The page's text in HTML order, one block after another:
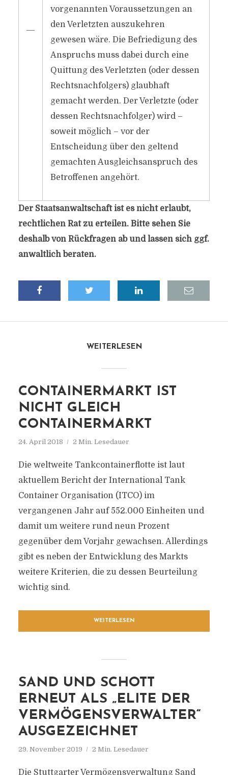
―
vorgenannten Voraussetzungen an
den Verletzten auszukehren
gewesen wäre. Die Befriedigung des
Anspruchs muss dabei durch eine
Quittung des Verletzten (oder dessen
Rechtsnachfolgers) glaubhaft
gemacht werden. Der Verletzte (oder
dessen Rechtsnachfolger) wird –
soweit möglich – vor der
Entscheidung über den geltend
gemachten Ausgleichsanspruch des
Betroffenen angehört.
Der Staatsanwaltschaft ist es nicht erlaubt,
rechtlichen Rat zu erteilen. Bitte sehen Sie
deshalb von Rückfragen ab und lassen sich ggf.
anwaltlich beraten.
WEITERLESEN
CONTAINERMARKT IST
NICHT GLEICH
CONTAINERMARKT
24. April 2018 2 Min. Lesedauer
Die weltweite Tankcontainerflotte ist laut
aktuellem Bericht der International Tank
Container Organisation (ITCO) im
vergangenen Jahr auf 552.000 Einheiten und
damit um weitere rund neun Prozent
gegenüber dem Vorjahr gewachsen. Allerdings
gibt es neben der Entwicklung des Markts
weitere Kriterien, die zu dessen Beurteilung
wichtig sind.
WEITERLESEN
SAND UND SCHOTT
ERNEUT ALS „ELITE DER
VERMÖGENSVERWALTER“
AUSGEZEICHNET
29. November 2019 2 Min. Lesedauer
Die Stuttgarter Vermögensverwaltung Sand